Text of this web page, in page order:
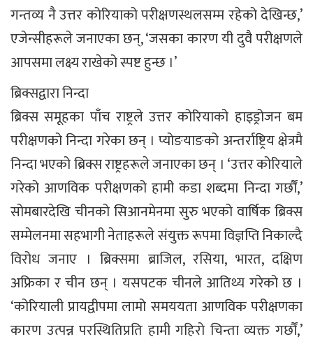
गन्तव्य नै उत्तर कोरियाको परीक्षणस्थलसम्म रहेको देखिन्छ,’
एजेन्सीहरूले जनाएका छन्, ‘जसका कारण यी दुवै परीक्षणले
आपसमा लक्ष्य राखेको स्पष्ट हुन्छ ।’
ब्रिक्सद्वारा निन्दा
ब्रिक्स समूहका पाँच राष्ट्रले उत्तर कोरियाको हाइड्रोजन बम
परीक्षणको निन्दा गरेका छन् । प्योङयाङको अन्तर्राष्ट्रिय क्षेत्रमै
निन्दा भएको ब्रिक्स राष्ट्रहरूले जनाएका छन् । ‘उत्तर कोरियाले
गरेको आणविक परीक्षणको हामी कडा शब्दमा निन्दा गर्छौं,’
सोमबारदेखि चीनको सिआनमेनमा सुरु भएको वार्षिक ब्रिक्स
सम्मेलनमा सहभागी नेताहरूले संयुक्त रूपमा विज्ञप्ति निकाल्दै
विरोध जनाए । ब्रिक्समा ब्राजिल, रसिया, भारत, दक्षिण
अफ्रिका र चीन छन् । यसपटक चीनले आतिथ्य गरेको छ ।
‘कोरियाली प्रायद्वीपमा लामो समययता आणविक परीक्षणका
कारण उत्पन्न परस्थितिप्रति हामी गहिरो चिन्ता व्यक्त गर्छौं,’